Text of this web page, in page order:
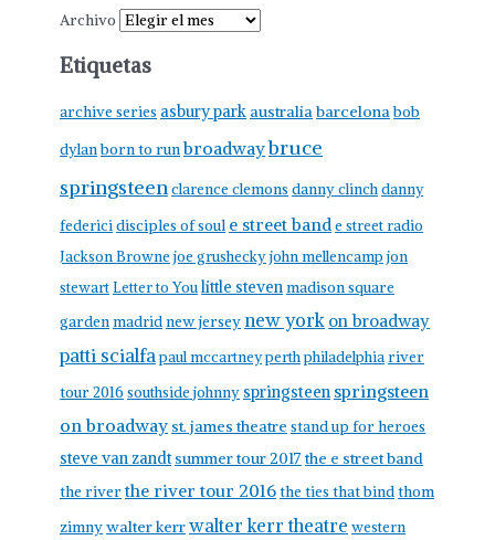
Archivo
Etiquetas
archive series asbury park australia barcelona bob
dylanborn to runbroadwaybruce
springsteen clarence clemons danny clinchdanny
federicidisciples of soul e street band e street radio
Jackson Browne joe grusheckyjohn mellencamp jon
stewartLetter to Youlittle steven madison square
gardenmadridnew jerseynew york on broadway
patti scialfapaul mccartneyperthphiladelphiariver
tour 2016southside johnny springsteen springsteen
on broadway st. james theatre stand up for heroes
steve van zandt summer tour 2017 the e street band
the riverthe river tour 2016the ties that bindthom
zimnywalter kerrwalter kerr theatre western